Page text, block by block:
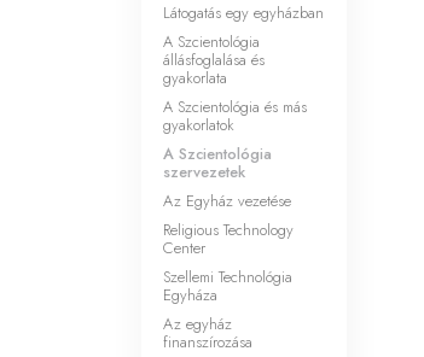
Látogatás egy egyházban
A Szcientológia
állásfoglalása és
gyakorlata
A Szcientológia és más
gyakorlatok
A Szcientológia
szervezetek
Az Egyház vezetése
Religious Technology
Center
Szellemi Technológia
Egyháza
Az egyház
finanszírozása